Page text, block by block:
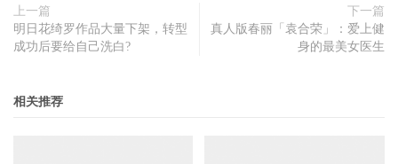
《香蕉喵不可思议的伙伴们》第11话利用遗失的手杖引出了
蕉喵的世界中应该类似于“神”的存在，虽然不知道接下来会
上一篇
明日花绮罗作品大量下架，转型
成功后要给自己洗白?
下一篇
真人版春丽「袁合荣」：爱上健
身的最美女医生
相关推荐